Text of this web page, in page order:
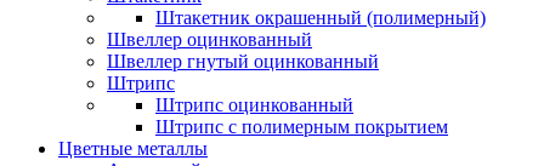
Штакетник окрашенный (полимерный)
Швеллер оцинкованный
Швеллер гнутый оцинкованный
Штрипс
Штрипс оцинкованный
Штрипс с полимерным покрытием
Цветные металлы